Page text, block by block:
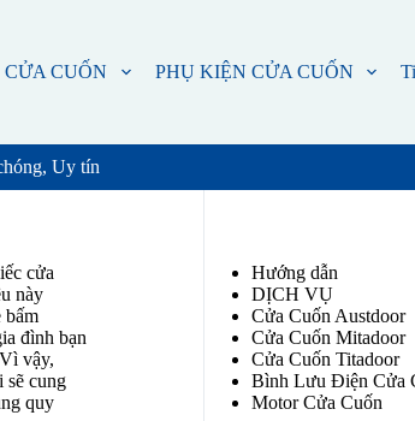
CUỐN PHỤ KIỆN CỬA CUỐN
Uy tín
cửa
này
bấm
đình bạn
vậy,
sẽ cung
quy
Hướng dẫn
DỊCH VỤ
Cửa Cuốn Austdoor
Cửa Cuốn Mitadoor
Cửa Cuốn Titadoor
Bình Lưu Điện Cửa
Motor Cửa Cuốn